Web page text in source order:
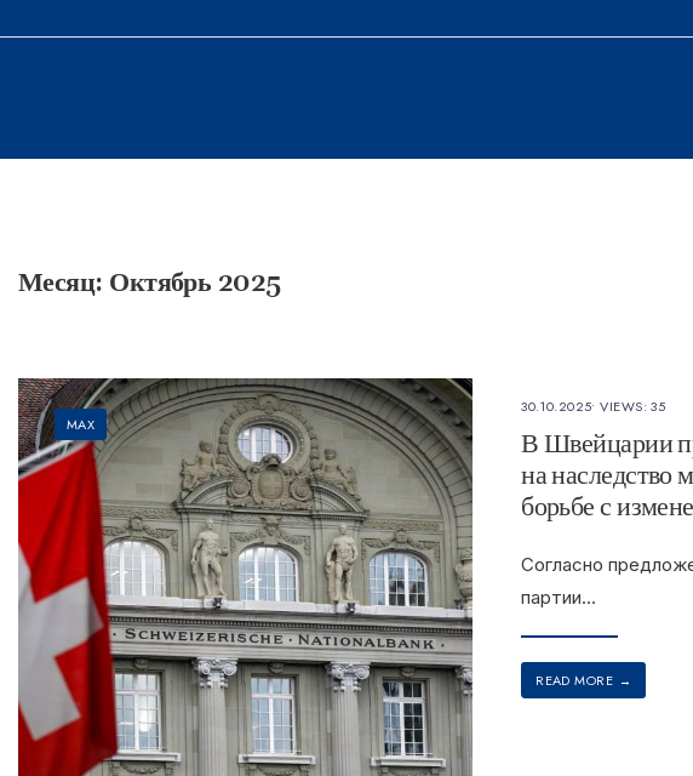
Месяц: Октябрь 2025
MAX
30.10.2025•VIEWS: 35
В Швейцарии
на наследство
борьбе с
Согласно
партии...
READ MORE →